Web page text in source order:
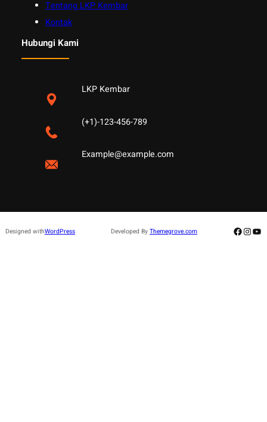
Tentang LKP Kembar
Kontak
Hubungi Kami
LKP Kembar
(+1)-123-456-789
Example@example.com
Designed withWordPress Developed By Themegrove.com